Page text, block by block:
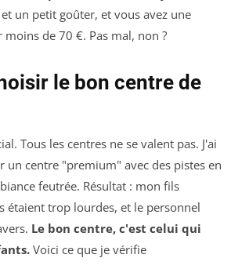
un petit goûter, et vous avez une
de 70 €. Pas mal, non ?
le bon centre de
Tous les centres ne se valent pas. J'ai
un centre "premium" avec des pistes en
feutrée. Résultat : mon fils
étaient trop lourdes, et le personnel
Le bon centre, c'est celui qui
Voici ce que je vérifie